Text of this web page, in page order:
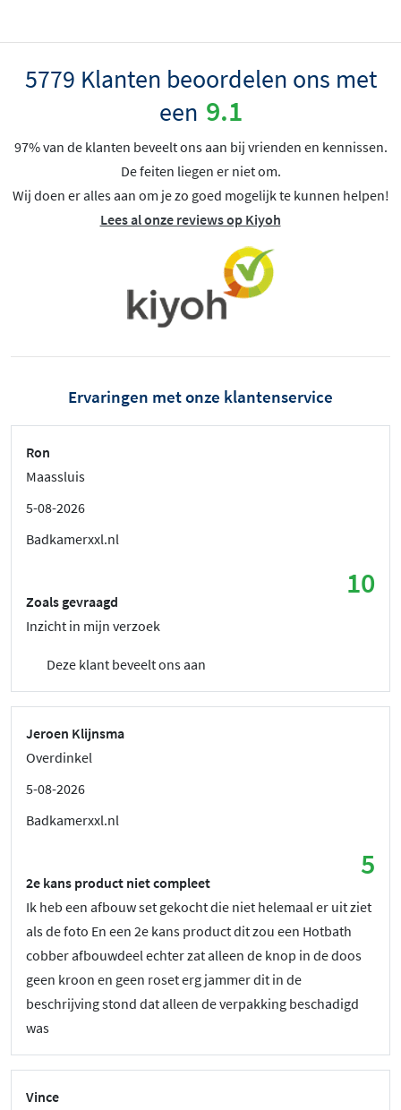
5779 Klanten beoordelen ons met
een 9.1
97% van de klanten beveelt ons aan bij vrienden en kennissen.
De feiten liegen er niet om.
Wij doen er alles aan om je zo goed mogelijk te kunnen helpen!
Lees al onze reviews op Kiyoh
Ervaringen met onze klantenservice
Ron
Maassluis
5-08-2026
Badkamerxxl.nl
10
Zoals gevraagd
Inzicht in mijn verzoek
Deze klant beveelt ons aan
Jeroen Klijnsma
Overdinkel
5-08-2026
Badkamerxxl.nl
5
2e kans product niet compleet
Ik heb een afbouw set gekocht die niet helemaal er uit ziet
als de foto En een 2e kans product dit zou een Hotbath
cobber afbouwdeel echter zat alleen de knop in de doos
geen kroon en geen roset erg jammer dit in de
beschrijving stond dat alleen de verpakking beschadigd
was
Vince